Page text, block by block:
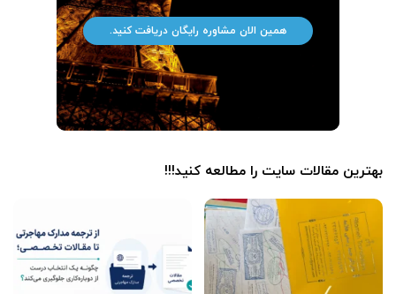
همین الان مشاوره رایگان دریافت کنید.
بهترین مقالات سایت را مطالعه کنید!!!